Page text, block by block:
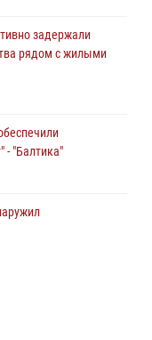
задержали
рядом с жилыми
- "Балтика"